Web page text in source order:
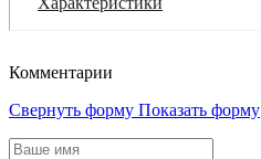
Комментарии
Свернуть форму Показать форму